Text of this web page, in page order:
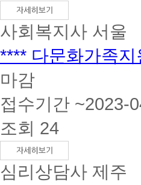
사회복지사 서울
**** 다문화가족
마감
접수기간 ~2023-
조회 24
심리상담사 제주